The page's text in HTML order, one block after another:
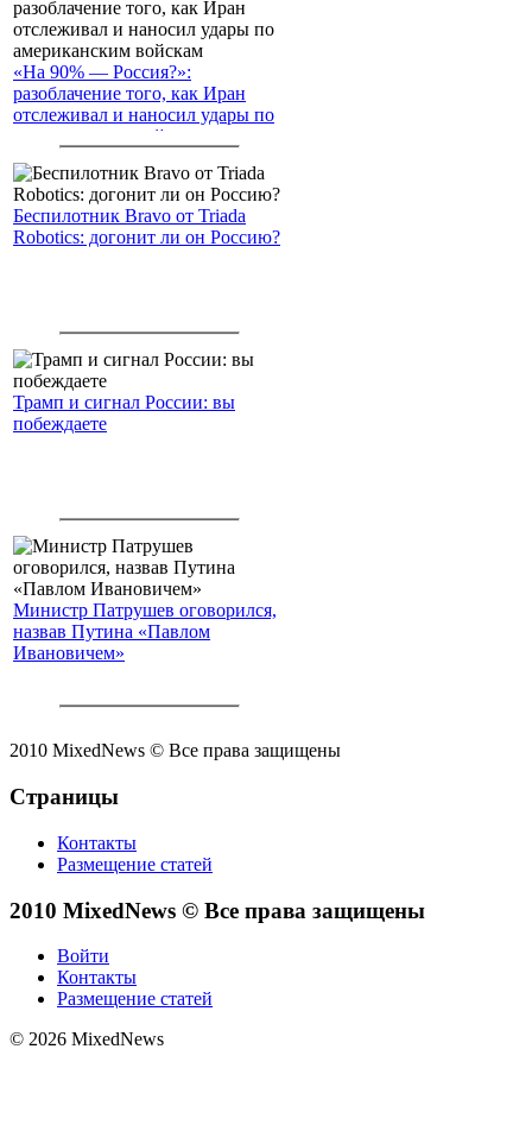
«На 90% — Россия?»:
разоблачение того, как Иран
отслеживал и наносил удары по
американским войскам
Беспилотник Bravo от Triada
Robotics: догонит ли он Россию?
Трамп и сигнал России: вы
побеждаете
Министр Патрушев оговорился,
назвав Путина «Павлом
Ивановичем»
2010 MixedNews © Все права защищены
Страницы
Контакты
Размещение статей
2010 MixedNews © Все права защищены
Войти
Контакты
Размещение статей
© 2026 MixedNews